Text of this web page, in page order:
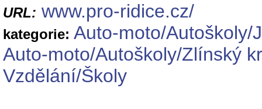
URL: www.pro-ridice.cz/
kategorie: Auto-moto/Autoškoly/
Auto-moto/Autoškoly/Zlínský
Vzdělání/Školy